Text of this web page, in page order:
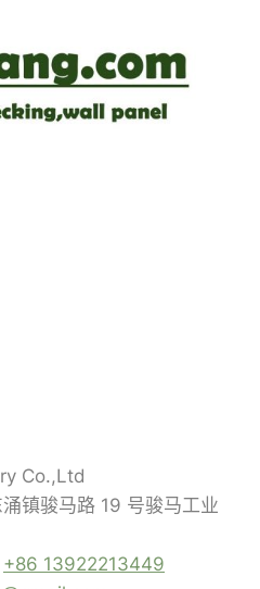
Co.,Ltd
镇骏马路 19 号骏马工业
+86 13922213449